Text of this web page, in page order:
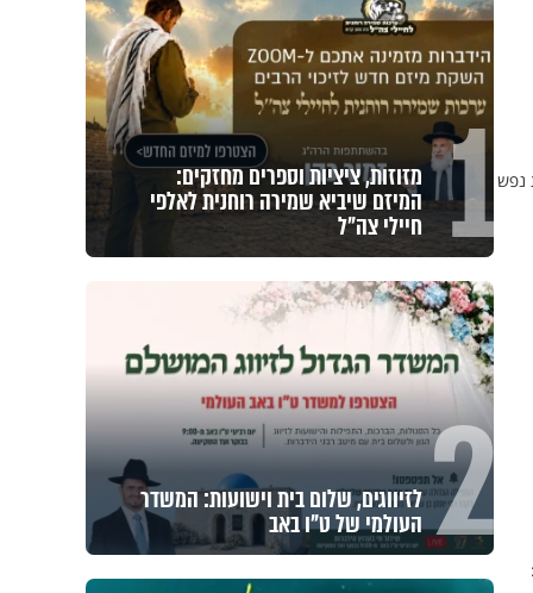
נפש1 מזוזות, ציציות וספרים מחזקים:
המיזם שיביא שמירה רוחנית לאלפי
חיילי צה"ל
2 לזיווגים, שלום בית וישועות: המשדר
העולמי של ט"ו באב